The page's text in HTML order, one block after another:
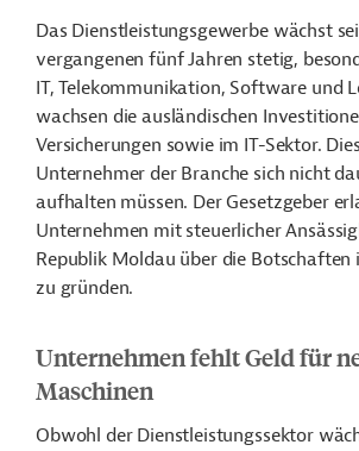
Potenzieller Standort für
Reformen und EU-Annäherung
IT-Park mit pauschalem
Prozent
Das Dienstleistungsgewerbe wächst
vergangenen fünf Jahren stetig,
IT, Telekommunikation, Software und
wachsen die ausländischen
Versicherungen sowie im IT-Sektor.
Unternehmer der Branche sich nicht
aufhalten müssen. Der Gesetzgeber
Unternehmen mit steuerlicher
Republik Moldau über die Botschaften
zu gründen.
Unternehmen fehlt Geld für
Maschinen
Obwohl der Dienstleistungssektor